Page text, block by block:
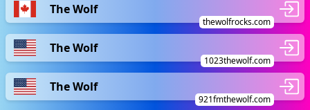
The Wolf
thewolfrocks.com
The Wolf
1023thewolf.com
The Wolf
921fmthewolf.com